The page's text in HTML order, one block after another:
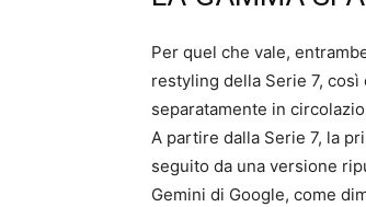
Per quel che vale,
restyling della Serie 7,
separatamente in
A partire dalla Serie 7, la
seguito da una versione
Gemini di Google, come